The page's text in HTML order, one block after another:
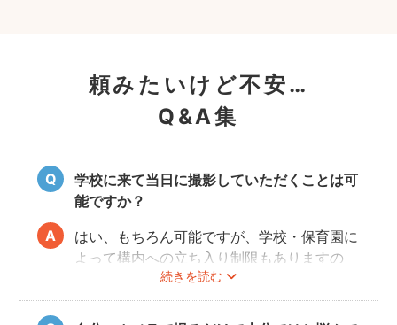
頼みたいけど不安…
Q&A集
学校に来て当日に撮影していただくことは可
能ですか？
続きを読む
はい、もちろん可能ですが、学校・保育園に
よって構内への立ち入り制限もありますの
で、事前にご確認をお願いいたします。